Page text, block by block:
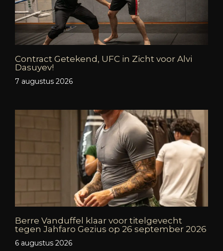
Contract Getekend, UFC in Zicht voor Alvi
Dasuyev!
7 augustus 2026
Berre Vanduffel klaar voor titelgevecht
tegen Jahfaro Gezius op 26 september 2026
6 augustus 2026